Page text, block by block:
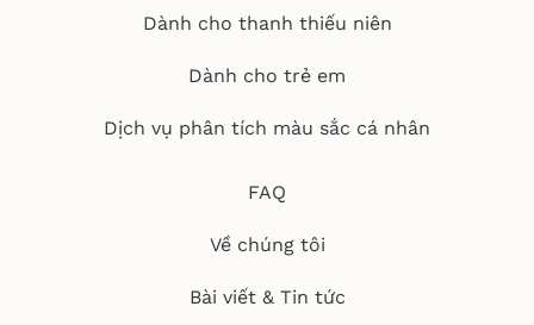
Dành cho thanh thiếu niên
Dành cho trẻ em
Dịch vụ phân tích màu sắc cá nhân
FAQ
Về chúng tôi
Bài viết & Tin tức